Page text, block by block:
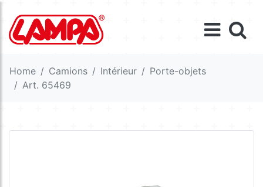
Home Camions Intérieur
Porte-objets
Art. 65469